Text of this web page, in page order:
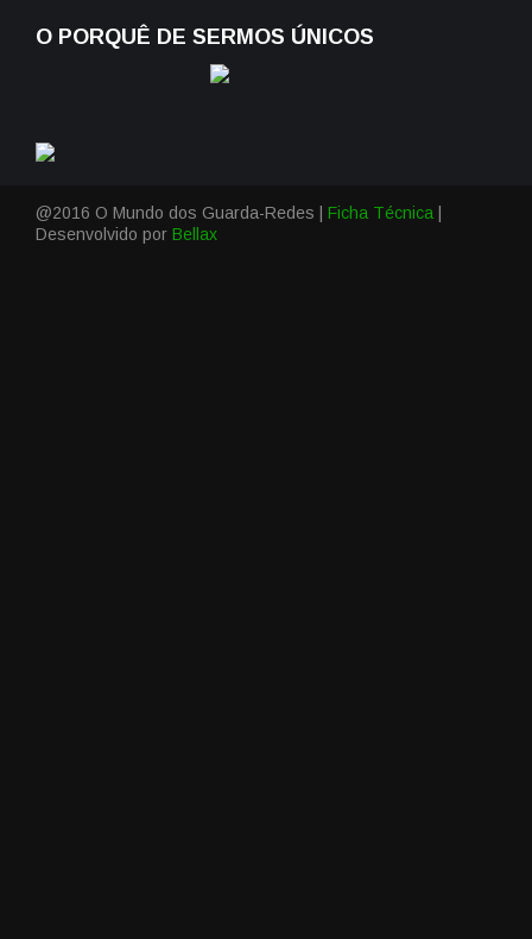
O PORQUÊ DE SERMOS ÚNICOS
@2016 O Mundo dos Guarda-Redes | Ficha Técnica
Desenvolvido por Bellax